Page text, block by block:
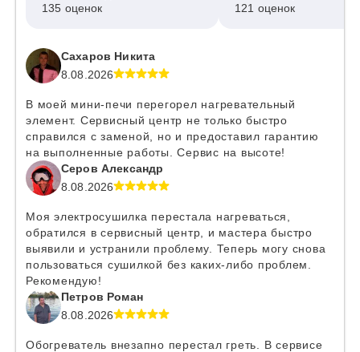
135 оценок
121 оценок
Сахаров Никита
8.08.2026
В моей мини-печи перегорел нагревательный
элемент. Сервисный центр не только быстро
справился с заменой, но и предоставил гарантию
на выполненные работы. Сервис на высоте!
Серов Александр
8.08.2026
Моя электросушилка перестала нагреваться,
обратился в сервисный центр, и мастера быстро
выявили и устранили проблему. Теперь могу снова
пользоваться сушилкой без каких-либо проблем.
Рекомендую!
Петров Роман
8.08.2026
Обогреватель внезапно перестал греть. В сервисе